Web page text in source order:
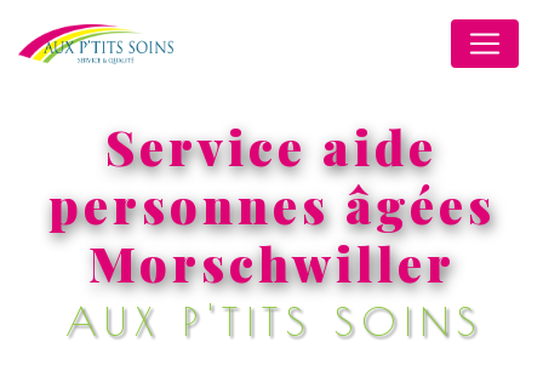
Service aide
personnes âgées
Morschwiller
AUX P'TITS SOINS